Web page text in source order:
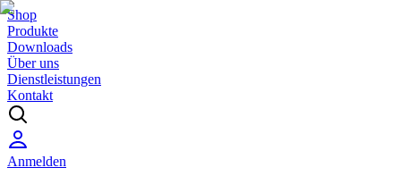
Shop
Produkte
Downloads
Über uns
Dienstleistungen
Kontakt
Anmelden